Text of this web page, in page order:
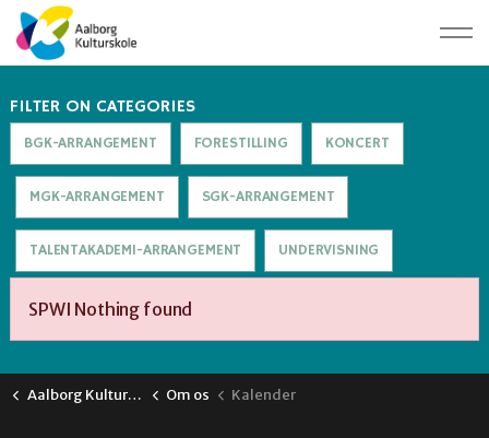
FILTER ON CATEGORIES
BGK-ARRANGEMENT FORESTILLING KONCERT
MGK-ARRANGEMENT SGK-ARRANGEMENT
TALENTAKADEMI-ARRANGEMENT UNDERVISNING
SPWI Nothing found
Aalborg Kulturskole Om os Kalender